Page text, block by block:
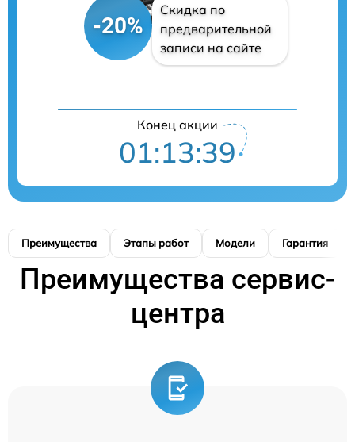
-20%
Скидка по
предварительной
записи на сайте
Конец акции
01:13:38
Преимущества Этапы работ Модели Гарантия
Преимущества сервис-
центра